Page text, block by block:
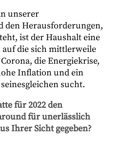
unserer
den Herausforderungen,
ist der Haushalt eine
auf die sich mittlerweile
die Energiekrise,
Inflation und ein
sucht.
für 2022 den
für unerlässlich
Ihrer Sicht gegeben?